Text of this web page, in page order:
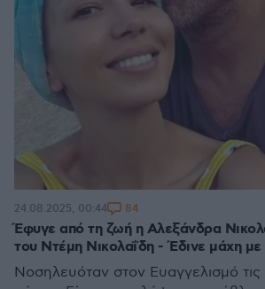
Έφυγε από τη ζωή η Αλεξάνδρα
του Ντέμη Νικολαΐδη - Έδινε μάχη με
Νοσηλευόταν στον Ευαγγελισμό τις
24.08.2025, 00:44 84